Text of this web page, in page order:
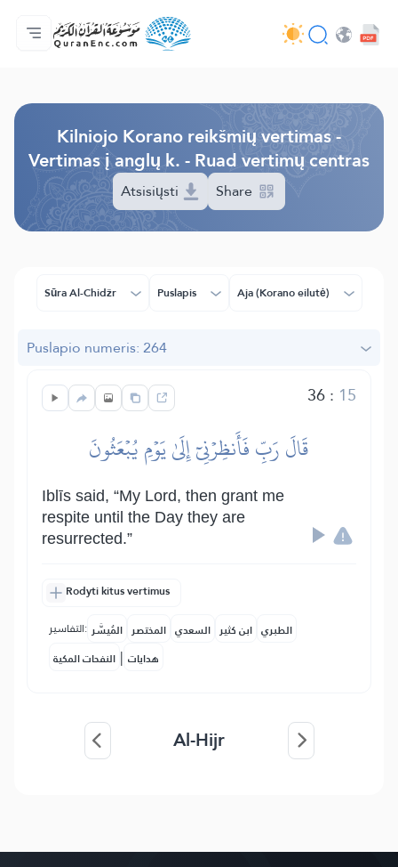
Pagrindinis
Vertimų turinys
Audio
Programuotojų paslaugos - API
Apie projektą
Susisiekite su mumis
Kalba
Kilniojo Korano reikšmių vertimas -
Vertimas į anglų k. - Ruad vertimų centras
Atsisiųsti Share
Sūra Al-Chidžr Puslapis Aja (Korano eilutė)
Puslapio numeris: 264
36: 15
قَالَ رَبِّ فَأَنظِرۡنِيٓ إِلَىٰ يَوۡمِ يُبۡعَثُونَ
Iblīs said, “My Lord, then grant me
respite until the Day they are
resurrected.”
Rodyti kitus vertimus
التفاسير: المُيسَّر المختصر السعدي ابن كثير الطبري
النفحات المكية | هدايات
Al-Hijr